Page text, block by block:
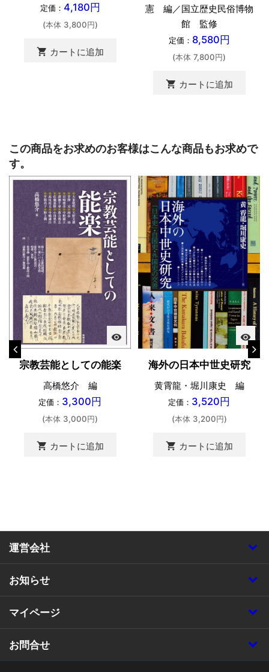
定価： 4,180円
(本体 3,800円)
shopping_cart カートに追加
憲 編／国立歴史民俗博物
館 監修
定価： 8,580円
(本体 7,800円)
shopping_cart カートに追加
この商品をお求めのお客様はこんな商品もお求めで
す。
visibility
宗教芸能としての能楽
高橋悠介 編
定価： 3,300円
(本体 3,000円)
shopping_cart カートに追加
visibility
海外の日本中世史研究
黄霄龍・堀川康史 編
定価： 3,520円
(本体 3,200円)
shopping_cart カートに追加
運営会社
お知らせ
マイページ
お問合せ